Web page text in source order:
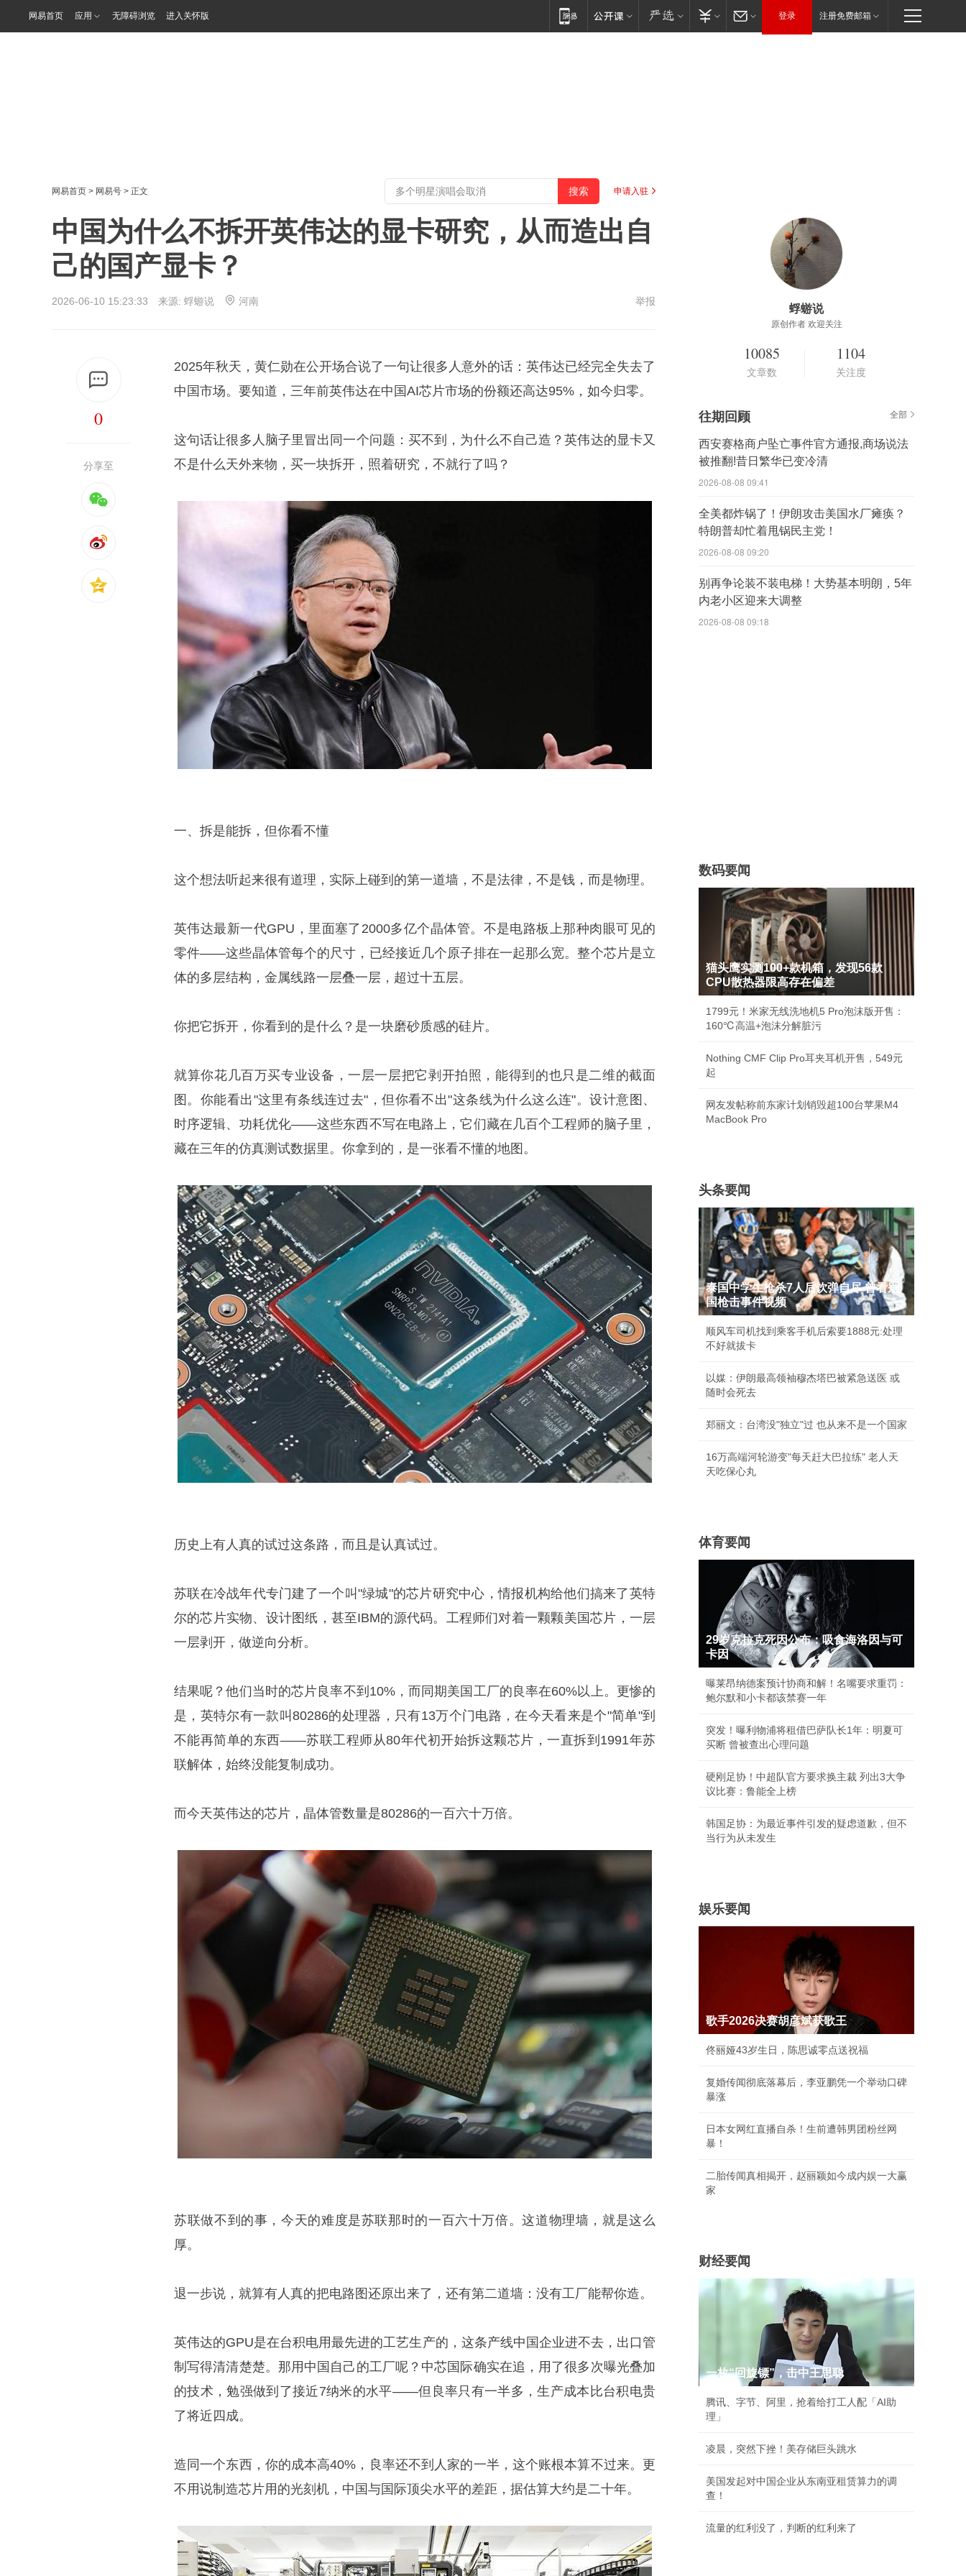
网易首页 应用 无障碍浏览 进入关怀版 登录 注册免费邮箱
网易首页 > 网易号 > 正文 申请入驻
中国为什么不拆开英伟达的显卡研究，从而造出自
己的国产显卡？
2026-06-10 15:23:33 来源: 蜉蝣说 河南 举报
0
分享至
2025年秋天， 黄仁勋在公开场合说了一句让很多人意外的话：英伟达已经完全失去了
中国市场。要知道，三年前英伟达在中国AI芯片市场的份额还高达95%，如今归零。
这句话让很多人脑子里冒出同一个问题：买不到，为什么不自己造？英伟达的显卡又
不是什么天外来物，买一块拆开，照着研究，不就行了吗？
一、拆是能拆，但你看不懂
这个想法听起来很有道理，实际上碰到的第一道墙，不是法律，不是钱，而是物理。
英伟达最新一代GPU，里面塞了2000多亿个晶体管。不是电路板上那种肉眼可见的
零件——这些晶体管每个的尺寸，已经接近几个原子排在一起那么宽。整个芯片是立
体的多层结构，金属线路一层叠一层，超过十五层。
你把它拆开，你看到的是什么？是一块磨砂质感的硅片。
就算你花几百万买专业设备，一层一层把它剥开拍照，能得到的也只是二维的截面
图。你能看出"这里有条线连过去"，但你看不出"这条线为什么这么连"。设计意图、
时序逻辑、功耗优化——这些东西不写在电路上，它们藏在几百个工程师的脑子里，
藏在三年的仿真测试数据里。你拿到的，是一张看不懂的地图。
历史上有人真的试过这条路，而且是认真试过。
苏联在冷战年代专门建了一个叫"绿城"的芯片研究中心，情报机构给他们搞来了英特
尔的芯片实物、设计图纸，甚至IBM的源代码。工程师们对着一颗颗美国芯片，一层
一层剥开，做逆向分析。
结果呢？他们当时的芯片良率不到10%，而同期美国工厂的良率在60%以上。更惨的
是，英特尔有一款叫80286的处理器，只有13万个门电路，在今天看来是个"简单"到
不能再简单的东西——苏联工程师从80年代初开始拆这颗芯片，一直拆到1991年苏
联解体，始终没能复制成功。
而今天英伟达的芯片，晶体管数量是80286的一百六十万倍。
苏联做不到的事，今天的难度是苏联那时的一百六十万倍。这道物理墙，就是这么
厚。
退一步说，就算有人真的把电路图还原出来了，还有第二道墙：没有工厂能帮你造。
英伟达的GPU是在台积电用最先进的工艺生产的，这条产线中国企业进不去，出口管
制写得清清楚楚。那用中国自己的工厂呢？中芯国际确实在追，用了很多次曝光叠加
的技术，勉强做到了接近7纳米的水平——但良率只有一半多，生产成本比台积电贵
了将近四成。
造同一个东西，你的成本高40%，良率还不到人家的一半，这个账根本算不过来。更
不用说制造芯片用的光刻机，中国与国际顶尖水平的差距，据估算大约是二十年。
蜉蝣说
原创作者 欢迎关注
10085
文章数
1104
关注度
往期回顾 全部
西安赛格商户坠亡事件官方通报,商场说法
被推翻!昔日繁华已变冷清
2026-08-08 09:41
全美都炸锅了！伊朗攻击美国水厂瘫痪？
特朗普却忙着甩锅民主党！
2026-08-08 09:20
别再争论装不装电梯！大势基本明朗，5年
内老小区迎来大调整
2026-08-08 09:18
数码要闻
猫头鹰实测100+款机箱，发现56款
CPU散热器限高存在偏差
1799元！米家无线洗地机5 Pro泡沫版开售：
160℃高温+泡沫分解脏污
Nothing CMF Clip Pro耳夹耳机开售，549元
起
网友发帖称前东家计划销毁超100台苹果M4
MacBook Pro
头条要闻
泰国中学生枪杀7人后饮弹自尽 曾看别
国枪击事件视频
顺风车司机找到乘客手机后索要1888元:处理
不好就拔卡
以媒：伊朗最高领袖穆杰塔巴被紧急送医 或
随时会死去
郑丽文：台湾没"独立"过 也从来不是一个国家
16万高端河轮游变"每天赶大巴拉练" 老人天
天吃保心丸
体育要闻
29岁克拉克死因公布：吸食海洛因与可
卡因
曝莱昂纳德案预计协商和解！名嘴要求重罚：
鲍尔默和小卡都该禁赛一年
突发！曝利物浦将租借巴萨队长1年：明夏可
买断 曾被查出心理问题
硬刚足协！中超队官方要求换主裁 列出3大争
议比赛：鲁能全上榜
韩国足协：为最近事件引发的疑虑道歉，但不
当行为从未发生
娱乐要闻
歌手2026决赛胡彦斌获歌王
佟丽娅43岁生日，陈思诚零点送祝福
复婚传闻彻底落幕后，李亚鹏凭一个举动口碑
暴涨
日本女网红直播自杀！生前遭韩男团粉丝网
暴！
二胎传闻真相揭开，赵丽颖如今成内娱一大赢
家
财经要闻
一枚“回旋镖”，击中王思聪
腾讯、字节、阿里，抢着给打工人配「AI助
理」
凌晨，突然下挫！美存储巨头跳水
美国发起对中国企业从东南亚租赁算力的调
查！
流量的红利没了，判断的红利来了